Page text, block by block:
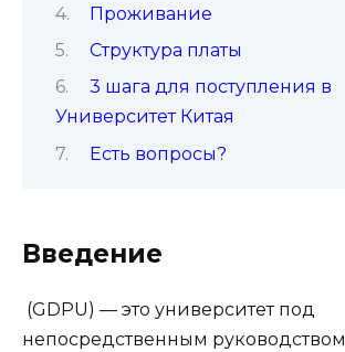
Проживание
Структура платы
3 шага для поступления в
Университет Китая
Есть вопросы?
Введение
(GDPU) — это университет под
непосредственным руководством